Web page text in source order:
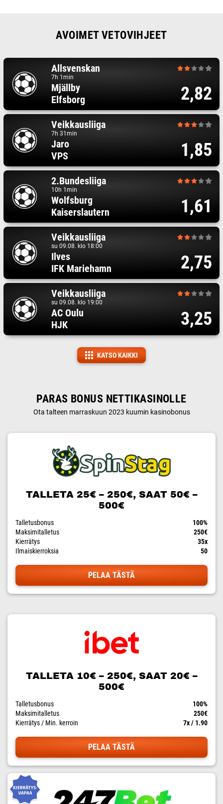
AVOIMET VETOVIHJEET
Allsvenskan
7h 1min
Mjällby
Elfsborg
2,82
Veikkausliiga
7h 31min
Jaro
VPS
1,85
2.Bundesliiga
10h 1min
Wolfsburg
Kaiserslautern
1,61
Veikkausliiga
su 09.08. klo 18:00
Ilves
IFK Mariehamn
2,75
Veikkausliiga
su 09.08. klo 19:00
AC Oulu
HJK
3,25
KATSO KAIKKI
PARAS BONUS NETTIKASINOLLE
Ota talteen marraskuun 2023 kuumin kasinobonus
TALLETA 25€ – 250€, SAAT 50€ –
500€
Talletusbonus
100%
Maksimitalletus
250€
Kierrätys
35x
Ilmaiskierroksia
50
PELAA TÄSTÄ
TALLETA 10€ – 250€, SAAT 20€ –
500€
Talletusbonus
100%
Maksimitalletus
250€
Kierrätys / Min. kerroin
7x / 1.90
PELAA TÄSTÄ